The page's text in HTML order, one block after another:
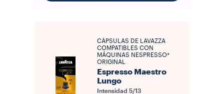
CÁPSULAS DE LAVAZZA
COMPATIBLES CON
MÁQUINAS NESPRESSO*
ORIGINAL
Espresso Maestro
Lungo
Intensidad 5/13